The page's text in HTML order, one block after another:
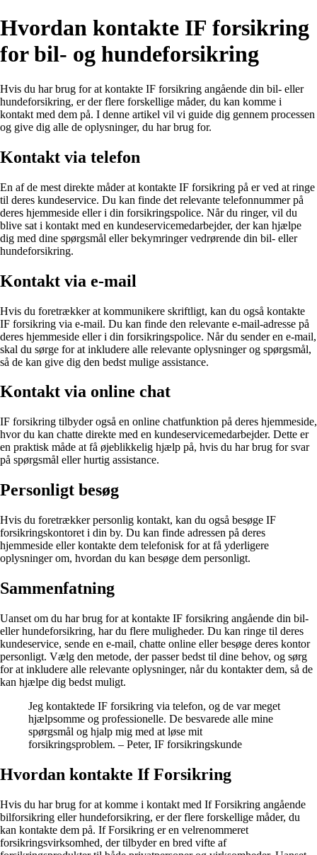
Hvordan kontakte IF forsikring
for bil- og hundeforsikring
Hvis du har brug for at kontakte IF forsikring angående din bil- eller
hundeforsikring, er der flere forskellige måder, du kan komme i
kontakt med dem på. I denne artikel vil vi guide dig gennem processen
og give dig alle de oplysninger, du har brug for.
Kontakt via telefon
En af de mest direkte måder at kontakte IF forsikring på er ved at ringe
til deres kundeservice. Du kan finde det relevante telefonnummer på
deres hjemmeside eller i din forsikringspolice. Når du ringer, vil du
blive sat i kontakt med en kundeservicemedarbejder, der kan hjælpe
dig med dine spørgsmål eller bekymringer vedrørende din bil- eller
hundeforsikring.
Kontakt via e-mail
Hvis du foretrækker at kommunikere skriftligt, kan du også kontakte
IF forsikring via e-mail. Du kan finde den relevante e-mail-adresse på
deres hjemmeside eller i din forsikringspolice. Når du sender en e-mail,
skal du sørge for at inkludere alle relevante oplysninger og spørgsmål,
så de kan give dig den bedst mulige assistance.
Kontakt via online chat
IF forsikring tilbyder også en online chatfunktion på deres hjemmeside,
hvor du kan chatte direkte med en kundeservicemedarbejder. Dette er
en praktisk måde at få øjeblikkelig hjælp på, hvis du har brug for svar
på spørgsmål eller hurtig assistance.
Personligt besøg
Hvis du foretrækker personlig kontakt, kan du også besøge IF
forsikringskontoret i din by. Du kan finde adressen på deres
hjemmeside eller kontakte dem telefonisk for at få yderligere
oplysninger om, hvordan du kan besøge dem personligt.
Sammenfatning
Uanset om du har brug for at kontakte IF forsikring angående din bil-
eller hundeforsikring, har du flere muligheder. Du kan ringe til deres
kundeservice, sende en e-mail, chatte online eller besøge deres kontor
personligt. Vælg den metode, der passer bedst til dine behov, og sørg
for at inkludere alle relevante oplysninger, når du kontakter dem, så de
kan hjælpe dig bedst muligt.
Jeg kontaktede IF forsikring via telefon, og de var meget
hjælpsomme og professionelle. De besvarede alle mine
spørgsmål og hjalp mig med at løse mit
forsikringsproblem. – Peter, IF forsikringskunde
Hvordan kontakte If Forsikring
Hvis du har brug for at komme i kontakt med If Forsikring angående
bilforsikring eller hundeforsikring, er der flere forskellige måder, du
kan kontakte dem på. If Forsikring er en velrenommeret
forsikringsvirksomhed, der tilbyder en bred vifte af